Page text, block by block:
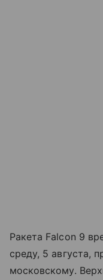
Ракета Falcon 9
среду, 5 августа,
московскому.